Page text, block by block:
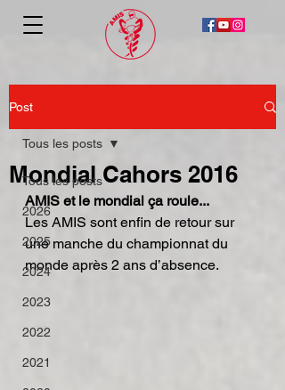
Post
Tous les posts
2026
2025
2024
2023
2022
2021
Tous les posts
Mondial Cahors 2016
AMIS et le mondial ça roule...
Les AMIS sont enfin de retour sur
une manche du championnat du
monde après 2 ans d’absence.